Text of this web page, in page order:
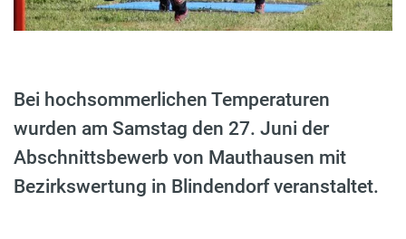
Bei hochsommerlichen Temperaturen
wurden am Samstag den 27. Juni der
Abschnittsbewerb von Mauthausen mit
Bezirkswertung in Blindendorf veranstaltet.